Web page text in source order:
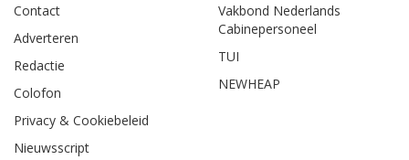
Contact
Adverteren
Redactie
Colofon
Privacy & Cookiebeleid
Nieuwsscript
Vakbond Nederlands
Cabinepersoneel
TUI
NEWHEAP